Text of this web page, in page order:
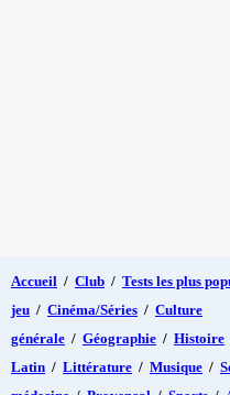
Accueil / Club / Tests les plus
jeu / Cinéma/Séries / Culture
générale / Géographie / Histoire
Latin / Littérature / Musique /